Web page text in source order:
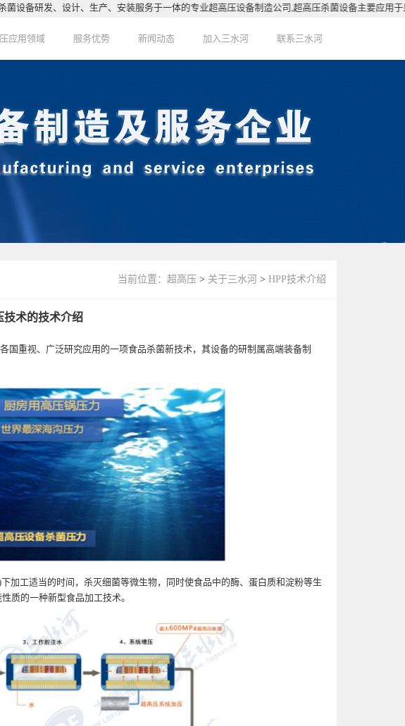
发、设计、生产、安装服务于一体的专业超高压设备制造公司,超高压杀菌设备主要应用于果蔬
应用领域
应用领域
服务优势
服务优势
新闻动态
新闻动态
加入三水河
加入三水河
联系三水河
联系三水河
当前位置： 超高压 > 关于三水河 > HPP技术介绍
技术的技术介绍
国重视、广泛研究应用的一项食品杀菌新技术，其设备的研制属高端装备制
加工适当的时间，杀灭细菌等微生物，同时使食品中的酶、蛋白质和淀粉等生
质的一种新型食品加工技术。